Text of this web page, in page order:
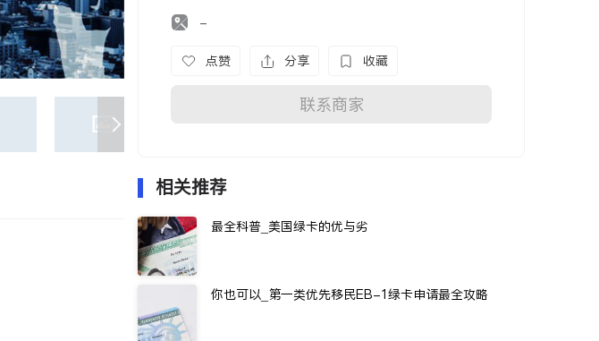
-
点赞 分享 收藏
联系商家
相关推荐
最全科普_美国绿卡的优与劣
你也可以_第一类优先移民EB-1绿卡申请最全攻略